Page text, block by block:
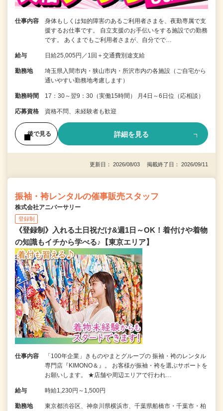
仕事内容
身体もしくは知的障害のあるご利用者さまを、夜勤専属で支
援するお仕事です。 自立支援のお手伝いをする施設での勤務
です。 あくまでもご利用者さまが、自分でで…
給与 日給25,005円／1回＋交通費別途支給
勤務地
埼玉県入間市内・狭山市内・所沢市内の各施設（ご自宅から
通いやすい勤務地考慮します）
勤務時間 17：30～翌9：30（実働15時間） 月4日～6日位（応相談）
応募資格 資格不問、未経験者も歓迎
後で見る 詳細を見る
更新日： 2026/08/03 掲載終了日： 2026/09/11
振袖・袴レンタルの催事販売スタッフ
株式会社アニバーサリー
登録制
《登録制》入れる土日祝だけ&週1日～OK！着付けや着物
の知識もイチから学べる♪【東京エリア】
仕事内容
「100年企業」きものやまとグループの 振袖・袴のレンタル
専門店『KIMONO＆』。 お客様が振袖・袴を選ぶサポートを
お願いします。 ★店舗や周辺エリアで行われ…
給与 時給1,230円～1,500円
勤務地
東京都渋谷区、神奈川県横浜市、千葉県船橋市・千葉市・柏